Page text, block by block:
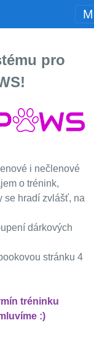
pro
i nečlenové
o trénink,
se hradí zvlášť, na
dárkových
stránku 4
tréninku
:)